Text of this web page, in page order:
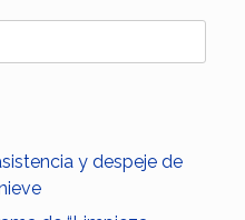
y despeje de